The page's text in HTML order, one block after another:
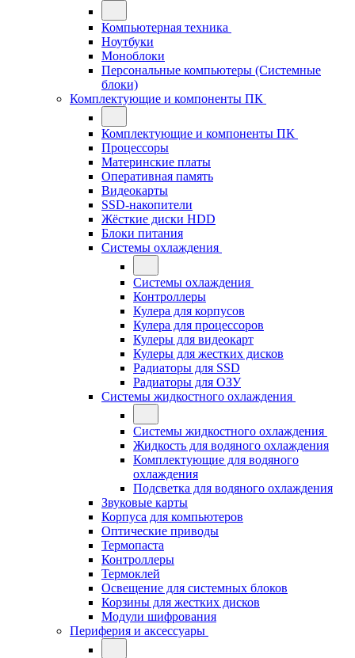
Компьютерная техника
Ноутбуки
Моноблоки
Персональные компьютеры (Системные
блоки)
Комплектующие и компоненты ПК
Комплектующие и компоненты ПК
Процессоры
Материнские платы
Оперативная память
Видеокарты
SSD-накопители
Жёсткие диски HDD
Блоки питания
Системы охлаждения
Системы охлаждения
Контроллеры
Кулера для корпусов
Кулера для процессоров
Кулеры для видеокарт
Кулеры для жестких дисков
Радиаторы для SSD
Радиаторы для ОЗУ
Системы жидкостного охлаждения
Системы жидкостного охлаждения
Жидкость для водяного охлаждения
Комплектующие для водяного
охлаждения
Подсветка для водяного охлаждения
Звуковые карты
Корпуса для компьютеров
Оптические приводы
Термопаста
Контроллеры
Термоклей
Освещение для системных блоков
Корзины для жестких дисков
Модули шифрования
Периферия и аксессуары